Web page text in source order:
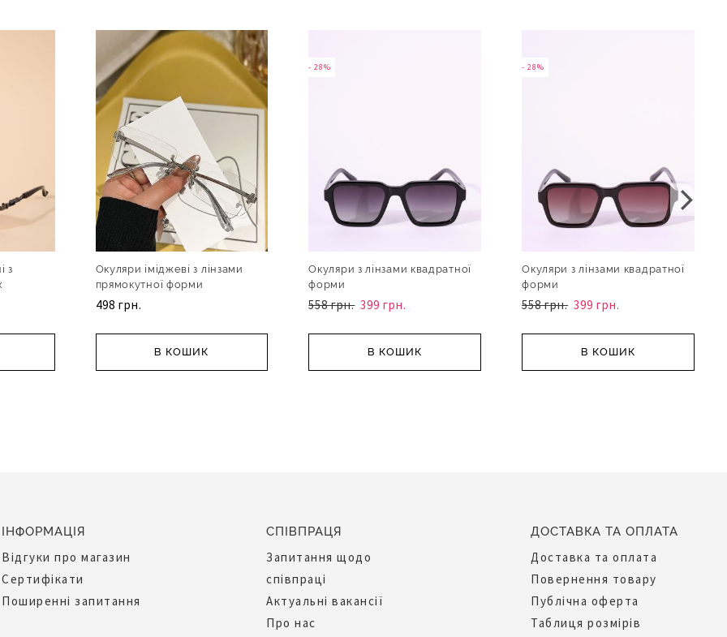
з
Окуляри іміджеві з лінзами
прямокутної форми
498 грн.
В КОШИК
- 28%
Окуляри з лінзами квадратної
форми
558 грн. 399 грн.
В КОШИК
- 28%
Окуляри з лінзами квадратної
форми
558 грн. 399 грн.
В КОШИК
ІНФОРМАЦІЯ
Відгуки про магазин
Сертифікати
Поширенні запитання
СПІВПРАЦЯ
Запитання щодо
співпраці
Актуальні вакансії
Про нас
ДОСТАВКА ТА ОПЛАТА
Доставка та оплата
Повернення товару
Публічна оферта
Таблиця розмірів